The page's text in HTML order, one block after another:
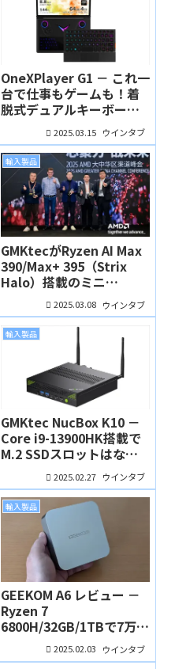
OneXPlayer G1 － これ一
台で仕事もゲームも！着
脱式デュアルキーボード
搭載の8.8インチUMPC、
国内発売！2025.03.15 ウインタブ
輸入製品
GMKtecがRyzen AI Max
390/Max+ 395（Strix
Halo）搭載のミニ
PC「EVO-X2」の発売を
予告！
2025.03.08 ウインタブ
輸入製品
GMKtec NucBox K10 －
Core i9-13900HK搭載で
M.2 SSDスロットはなん
と３つ、いろんな運用が
できそうなミニPC
2025.02.27 ウインタブ
輸入製品
GEEKOM A6 レビュー －
Ryzen 7
6800H/32GB/1TBで7万円
を大きく下回る価格が魅
力のミニPC2025.02.03 ウインタブ